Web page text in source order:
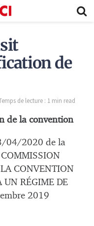
de
de lecture : 1 min read
de la convention
04/2020 de la
CONVENTION
RÉGIME DE
2019